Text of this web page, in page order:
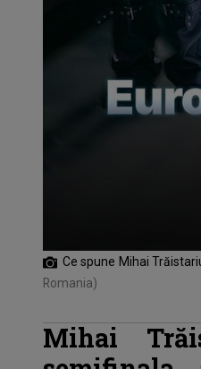
Ce spune Mihai
Romania)
Mihai